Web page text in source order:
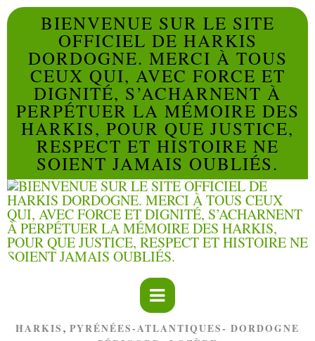
BIENVENUE SUR LE SITE
OFFICIEL DE HARKIS
DORDOGNE. MERCI À TOUS
CEUX QUI, AVEC FORCE ET
DIGNITÉ, S’ACHARNENT À
PERPÉTUER LA MÉMOIRE DES
HARKIS, POUR QUE JUSTICE,
RESPECT ET HISTOIRE NE
SOIENT JAMAIS OUBLIÉS.
HARKIS , PYRÉNÉES-ATLANTIQUES- DORDOGNE